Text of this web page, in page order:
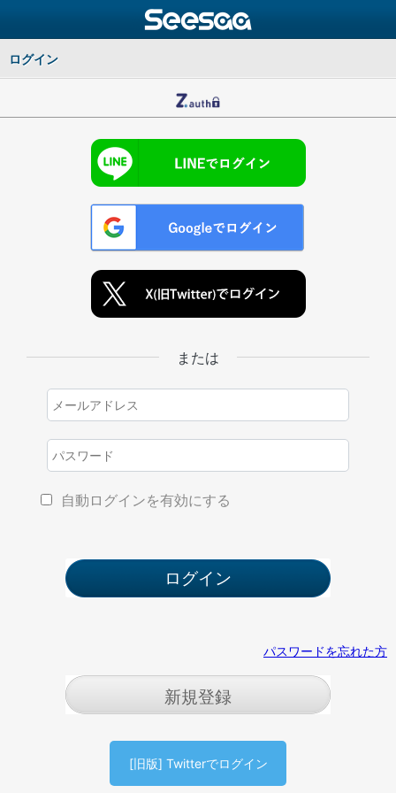
ログイン
または
自動ログインを有効にする
パスワードを忘れた方
新規登録
[旧版] Twitterでログイン